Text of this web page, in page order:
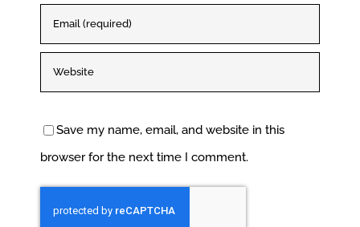
Save my name, email, and website in this
browser for the next time I comment.